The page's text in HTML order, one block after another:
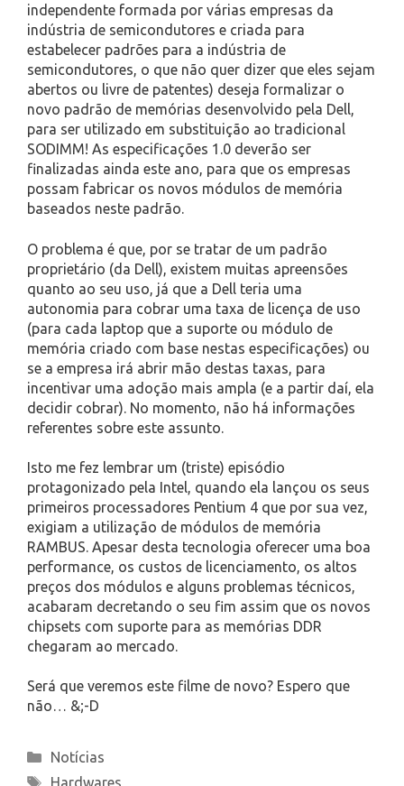
independente formada por várias empresas da
indústria de semicondutores e criada para
estabelecer padrões para a indústria de
semicondutores, o que não quer dizer que eles sejam
abertos ou livre de patentes) deseja formalizar o
novo padrão de memórias desenvolvido pela Dell,
para ser utilizado em substituição ao tradicional
SODIMM! As especificações 1.0 deverão ser
finalizadas ainda este ano, para que os empresas
possam fabricar os novos módulos de memória
baseados neste padrão.
O problema é que, por se tratar de um padrão
proprietário (da Dell), existem muitas apreensões
quanto ao seu uso, já que a Dell teria uma
autonomia para cobrar uma taxa de licença de uso
(para cada laptop que a suporte ou módulo de
memória criado com base nestas especificações) ou
se a empresa irá abrir mão destas taxas, para
incentivar uma adoção mais ampla (e a partir daí, ela
decidir cobrar). No momento, não há informações
referentes sobre este assunto.
Isto me fez lembrar um (triste) episódio
protagonizado pela Intel, quando ela lançou os seus
primeiros processadores Pentium 4 que por sua vez,
exigiam a utilização de módulos de memória
RAMBUS. Apesar desta tecnologia oferecer uma boa
performance, os custos de licenciamento, os altos
preços dos módulos e alguns problemas técnicos,
acabaram decretando o seu fim assim que os novos
chipsets com suporte para as memórias DDR
chegaram ao mercado.
Será que veremos este filme de novo? Espero que
não… &;-D
Categories
Notícias
Tags
Hardwares